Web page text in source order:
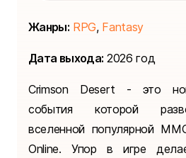
Жанры: RPG, Fantasy
Дата выхода: 2026 год
Crimson Desert - это
события которой
вселенной популярной
Online. Упор в игре